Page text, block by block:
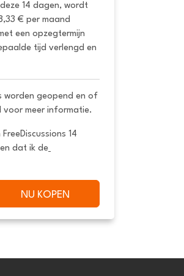
14 dagen, wordt
€ per maand
een opzegtermijn
tijd verlengd en
worden geopend en of
voor meer informatie.
14
en dat ik de
NU KOPEN